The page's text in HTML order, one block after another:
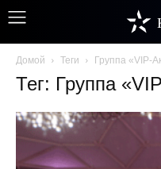
Домой Теги Группа «VIP-
Тег: Группа